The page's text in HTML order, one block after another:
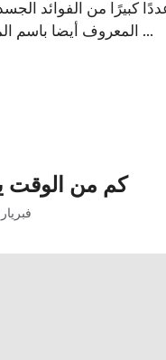
كبيرًا من الفوائد
المعروف أيضا باسم المثلث المتساقط أو المثلث المتساقط ...
كم من الوقت
فبريار 27 2026